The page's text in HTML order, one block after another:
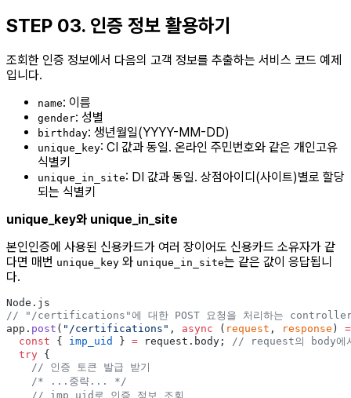
STEP 03. 인증 정보 활용하기
조회한 인증 정보에서 다음의 고객 정보를 추출하는 서비스 코드 예제
입니다.
name: 이름
gender: 성별
birthday: 생년월일(YYYY-MM-DD)
unique_key: CI 값과 동일. 온라인 주민번호와 같은 개인고유
식별키
unique_in_site: DI 값과 동일. 상점아이디(사이트)별로 할당
되는 식별키
unique_key와 unique_in_site
본인인증에 사용된 신용카드가 여러 장이어도 신용카드 소유자가 같
다면 매번 unique_key 와 unique_in_site는 같은 값이 응답됩니
다.
Node.js
// "/certifications"에 대한 POST 요청을 처리하는
app. post ( "/certifications" , async ( request , response )
  const
{ imp_uid } = request.body;
// request의 body에
  try
{
    // 인증 토큰 발급 받기
    /* ...중략... */
    // imp_uid로 인증 정보 조회